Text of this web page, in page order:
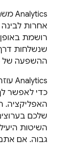
Analytics
אחרות
רושמת
שנשלחות
ההשפעה של
Analytics
כדי לאפשר
האפליקציה.
שלכם
השיטות
גבוה. אם